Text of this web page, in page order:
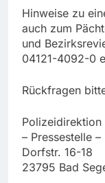
Hinweise zu
auch zum
und
04121-4092-0
Rückfragen
Polizeidirektion
– Pressestelle –
Dorfstr. 16-18
23795 Bad